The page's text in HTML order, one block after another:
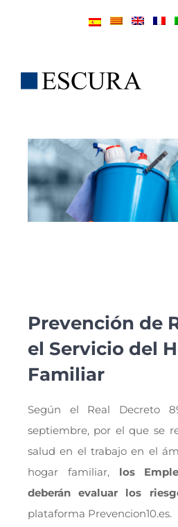
Prevención de
el Servicio del
Familiar
Según el Real Decreto
septiembre, por el que se
salud en el trabajo en el
hogar familiar, los
deberán evaluar los
plataforma Prevencion10.es.